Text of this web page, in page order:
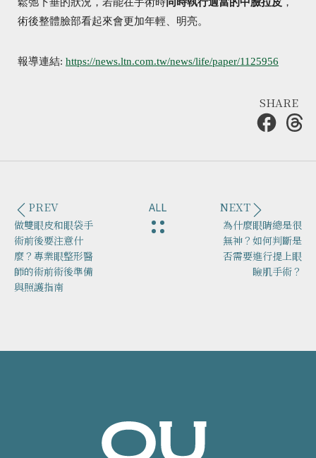
術後整體臉部看起來會更加年輕、明亮。
報導連結: https://news.ltn.com.tw/news/life/paper/1125956
SHARE
PREV
做雙眼皮和眼袋手
術前後要注意什
麼？專業眼整形醫
師的術前術後準備
與照護指南
NEXT
為什麼眼睛總是很
無神？如何判斷是
否需要進行提上眼
瞼肌手術？